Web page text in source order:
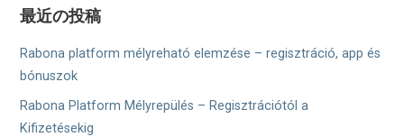
ー
シ
ョ
ン
最近の投稿
Rabona platform mélyreható elemzése – regisztráció, app és
bónuszok
Rabona Platform Mélyrepülés – Regisztrációtól a
Kifizetésekig